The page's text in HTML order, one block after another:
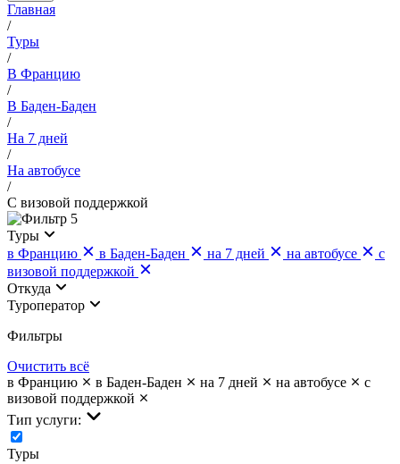
Главная
/
Туры
/
В Францию
/
В Баден-Баден
/
На 7 дней
/
На автобусе
/
С визовой поддержкой
5
Туры
в Францию
в Баден-Баден на 7 дней на автобусе
с
визовой поддержкой
Откуда
Туроператор
Фильтры
Очистить всё
в Францию
в Баден-Баден на 7 дней на автобусе
с
визовой поддержкой
Тип услуги:
Туры